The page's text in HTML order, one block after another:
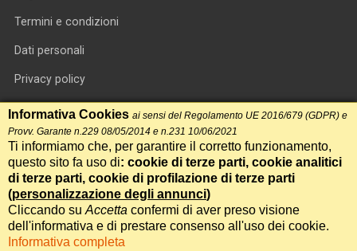
Termini e condizioni
Dati personali
Privacy policy
Informativa cookie
RSS feed
RSS Top News
Contatti
International Communication S.r.l. • P.IVA 14478081004 • Testata
Informativa Cookies ai sensi del Regolamento UE 2016/679 (GDPR) e
Provv. Garante n.229 08/05/2014 e n.231 10/06/2021
Ti informiamo che, per garantire il corretto funzionamento,
questo sito fa uso di: cookie di terze parti, cookie analitici
di terze parti, cookie di profilazione di terze parti
(personalizzazione degli annunci)
Cliccando su Accetta confermi di aver preso visione
dell'informativa e di prestare consenso all'uso dei cookie.
Informativa completa